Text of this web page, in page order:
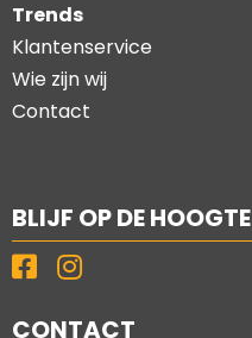
Trends
Klantenservice
Wie zijn wij
Contact
BLIJF OP DE HOOGTE
CONTACT